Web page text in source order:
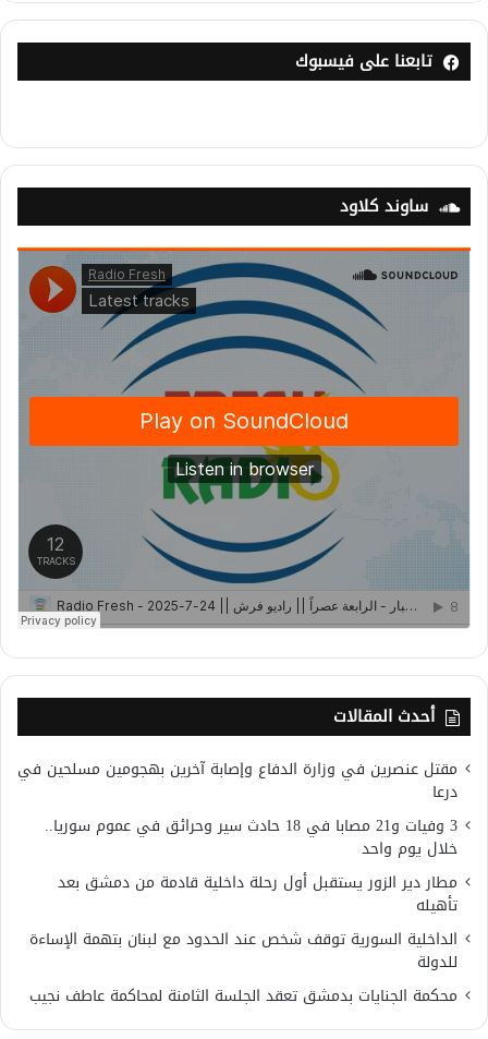
تابعنا على فيسبوك
ساوند كلاود
أحدث المقالات
مقتل عنصرين في وزارة الدفاع وإصابة آخرين بهجومين مسلحين في
درعا
3 وفيات و21 مصابا في 18 حادث سير وحرائق في عموم سوريا..
خلال يوم واحد
مطار دير الزور يستقبل أول رحلة داخلية قادمة من دمشق بعد
تأهيله
الداخلية السورية توقف شخص عند الحدود مع لبنان بتهمة الإساءة
للدولة
محكمة الجنايات بدمشق تعقد الجلسة الثامنة لمحاكمة عاطف نجيب